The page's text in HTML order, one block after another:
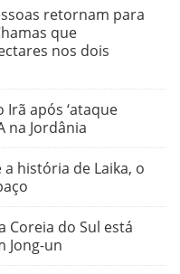
retornam para
que
nos dois
Irã após ‘ataque
na Jordânia
história de Laika, o
Coreia do Sul está
Jong-un